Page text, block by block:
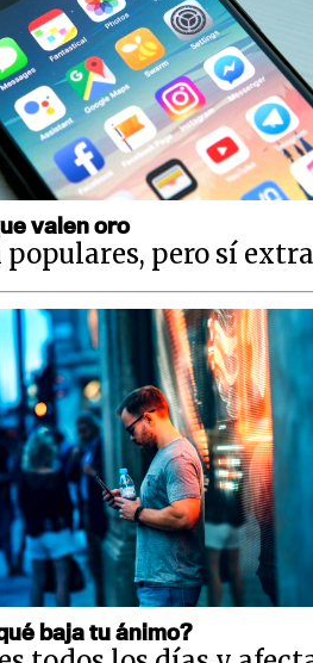
valen oro
populares, pero sí
baja tu ánimo?